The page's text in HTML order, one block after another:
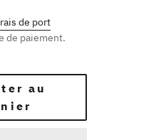
de port
de paiement.
au